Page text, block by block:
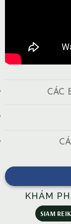
CÁC
KHÁM
SIAM